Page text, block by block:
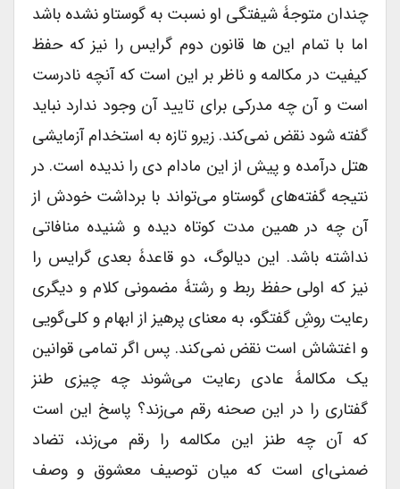
چندان متوجۀ شیفتگی او نسبت به گوستاو نشده باشد
اما با تمام این ها قانون دوم گرایس را نیز که حفظ
کیفیت در مکالمه و ناظر بر این است که آنچه نادرست
است و آن چه مدرکی برای تایید آن وجود ندارد نباید
گفته شود نقض نمی‌کند. زیرو تازه به استخدام آزمایشی
هتل درآمده و پیش از این مادام دی را ندیده است. در
نتیجه گفته‌های گوستاو می‌تواند با برداشت خودش از
آن چه در همین مدت کوتاه دیده و شنیده منافاتی
نداشته باشد. این دیالوگ، دو قاعدۀ بعدی گرایس را
نیز که اولی حفظ ربط و رشتۀ مضمونی کلام و دیگری
رعایت روشِ گفتگو، به معنای پرهیز از ابهام و کلی‌گویی
و اغتشاش است نقض نمی‌کند. پس اگر تمامی قوانین
یک مکالمۀ عادی رعایت می‌شوند چه چیزی طنز
گفتاری را در این صحنه رقم می‌زند؟ پاسخ این است
که آن چه طنز این مکالمه را رقم می‌زند، تضاد
ضمنی‌ای است که میان توصیف معشوق و وصف